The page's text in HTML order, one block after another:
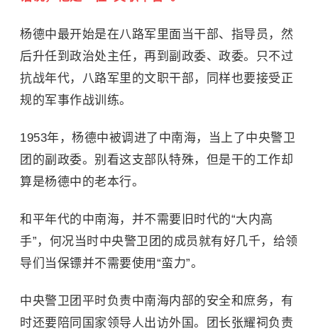
杨德中最开始是在八路军里面当干部、指导员，然
后升任到政治处主任，再到副政委、政委。只不过
抗战年代，八路军里的文职干部，同样也要接受正
规的军事作战训练。
1953年，杨德中被调进了中南海，当上了中央警卫
团的副政委。别看这支部队特殊，但是干的工作却
算是杨德中的老本行。
和平年代的中南海，并不需要旧时代的“大内高
手”，何况当时中央警卫团的成员就有好几千，给领
导们当保镖并不需要使用“蛮力”。
中央警卫团平时负责中南海内部的安全和庶务，有
时还要陪同国家领导人出访外国。团长张耀祠负责